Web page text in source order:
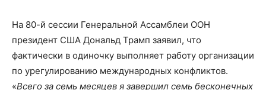
На 80-й сессии Генеральной Ассамблеи ООН
президент США Дональд Трамп заявил, что
фактически в одиночку выполняет работу организации
по урегулированию международных конфликтов.
«Всего за семь месяцев я завершил семь бесконечных